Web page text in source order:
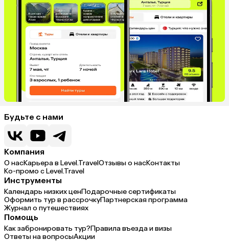
Будьте с нами
Компания
О насКарьера в Level.TravelОтзывы о насКонтакты
Ко-промо с Level.Travel
Инструменты
Календарь низких ценПодарочные сертификаты
Оформить тур в рассрочкуПартнерская программа
Журнал о путешествиях
Помощь
Как забронировать тур?Правила въезда и визы
Ответы на вопросыАкции